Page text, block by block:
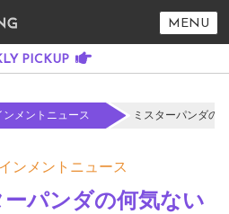
MENU
ンメントニュース ミスターパンダの
ンメントニュース
ーパンダの何気ない